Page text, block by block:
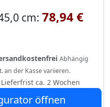
cm: 78,94 €
Abhängig
an der Kasse variieren.
Lieferfrist ca. 2 Wochen
öffnen